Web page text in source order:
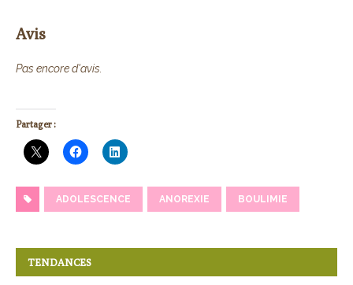
Avis
Pas encore d'avis.
Partager :
ADOLESCENCE ANOREXIE BOULIMIE
TENDANCES